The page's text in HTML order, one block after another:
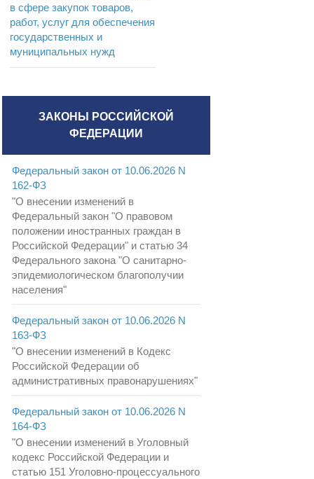
в сфере закупок товаров,
работ, услуг для обеспечения
государственных и
муниципальных нужд
ЗАКОНЫ РОССИЙСКОЙ
ФЕДЕРАЦИИ
Федеральный закон от 10.06.2026 N
162-ФЗ
"О внесении изменений в
Федеральный закон "О правовом
положении иностранных граждан в
Российской Федерации" и статью 34
Федерального закона "О санитарно-
эпидемиологическом благополучии
населения"
Федеральный закон от 10.06.2026 N
163-ФЗ
"О внесении изменений в Кодекс
Российской Федерации об
административных правонарушениях"
Федеральный закон от 10.06.2026 N
164-ФЗ
"О внесении изменений в Уголовный
кодекс Российской Федерации и
статью 151 Уголовно-процессуального